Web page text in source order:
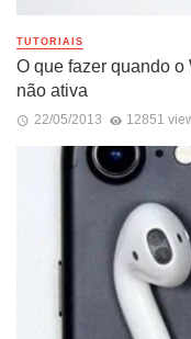
TUTORIAIS
O que fazer quando
não ativa
22/05/2013 12851